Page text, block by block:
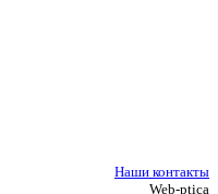
Наши контакты
Web-ptica